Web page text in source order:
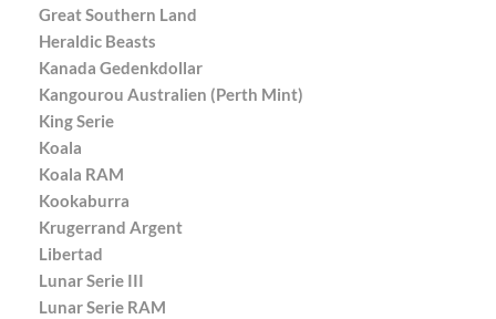
Great Southern Land
Heraldic Beasts
Kanada Gedenkdollar
Kangourou Australien (Perth Mint)
King Serie
Koala
Koala RAM
Kookaburra
Krugerrand Argent
Libertad
Lunar Serie III
Lunar Serie RAM